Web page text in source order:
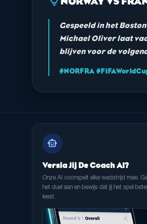
Gespeeld in het
Michael Oliver laat
blijven voor de
#NORFRA
smart_toy
Versla Jij De Coach AI?
Onze AI voorspelt elke wedstrijd mee.
het duel aan en bewijs dat jij het spel
leest.